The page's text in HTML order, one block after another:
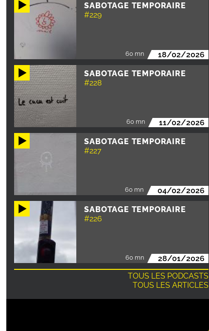
SABOTAGE TEMPORAIRE
#229
60 mn 18/02/2026
SABOTAGE TEMPORAIRE
#228
60 mn 11/02/2026
SABOTAGE TEMPORAIRE
#227
60 mn 04/02/2026
SABOTAGE TEMPORAIRE
#226
60 mn
28/01/2026
TOUS LES PODCASTS
TOUS LES ARTICLES